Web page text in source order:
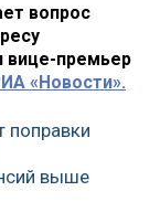
вопрос
вице-премьер
«Новости».
поправки
выше